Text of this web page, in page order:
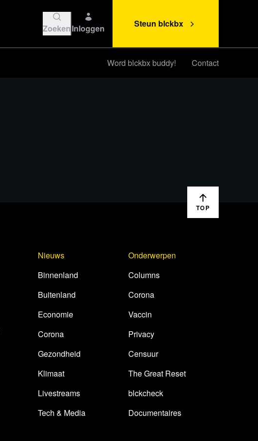
ZoekenInloggen Steun blckbx
Word blckbx buddy! Contact
TOP
Nieuws
Binnenland
Buitenland
Economie
Corona
Gezondheid
Klimaat
Livestreams
Tech & Media
Onderwerpen
Columns
Corona
Vaccin
Privacy
Censuur
The Great Reset
blckcheck
Documentaires